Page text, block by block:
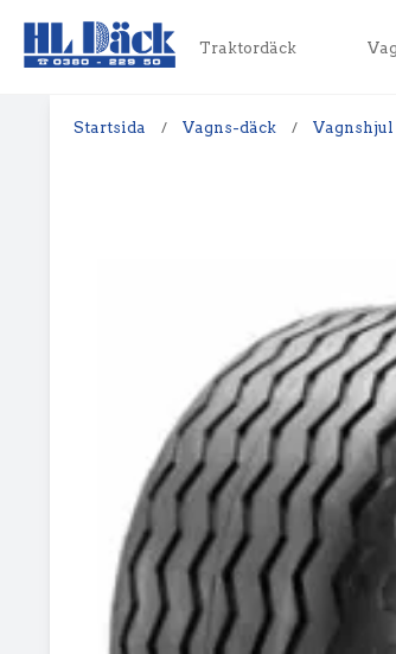
Traktordäck
Startsida / Vagns-däck / Vagnshjul